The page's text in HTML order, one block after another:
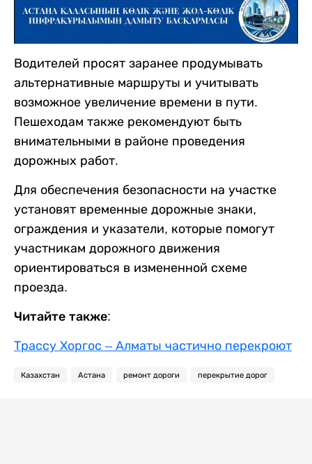
Водителей просят заранее продумывать
альтернативные маршруты и учитывать
возможное увеличение времени в пути.
Пешеходам также рекомендуют быть
внимательными в районе проведения
дорожных работ.
Для обеспечения безопасности на участке
установят временные дорожные знаки,
ограждения и указатели, которые помогут
участникам дорожного движения
ориентироваться в измененной схеме
проезда.
Читайте также:
Трассу Хоргос – Алматы частично перекроют
Казахстан Астана ремонт дороги перекрытие дорог